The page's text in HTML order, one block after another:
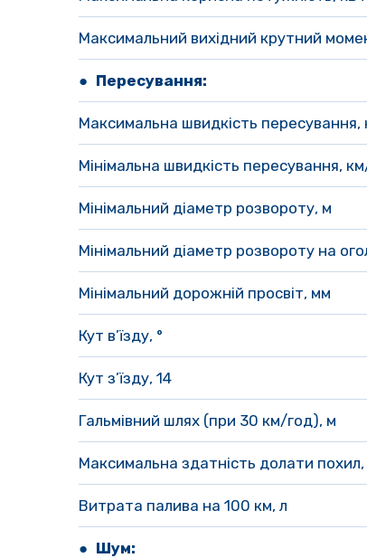
Максимальний вихідний крутний
● Пересування:
Максимальна швидкість пересування,
Мінімальна швидкість пересування,
Мінімальний діаметр розвороту, м
Мінімальний діаметр розвороту на
Мінімальний дорожній просвіт, мм
Кут в’їзду, °
Кут з’їзду, 14
Гальмівний шлях (при 30 км/год), м
Максимальна здатність долати похил,
Витрата палива на 100 км, л
● Шум: